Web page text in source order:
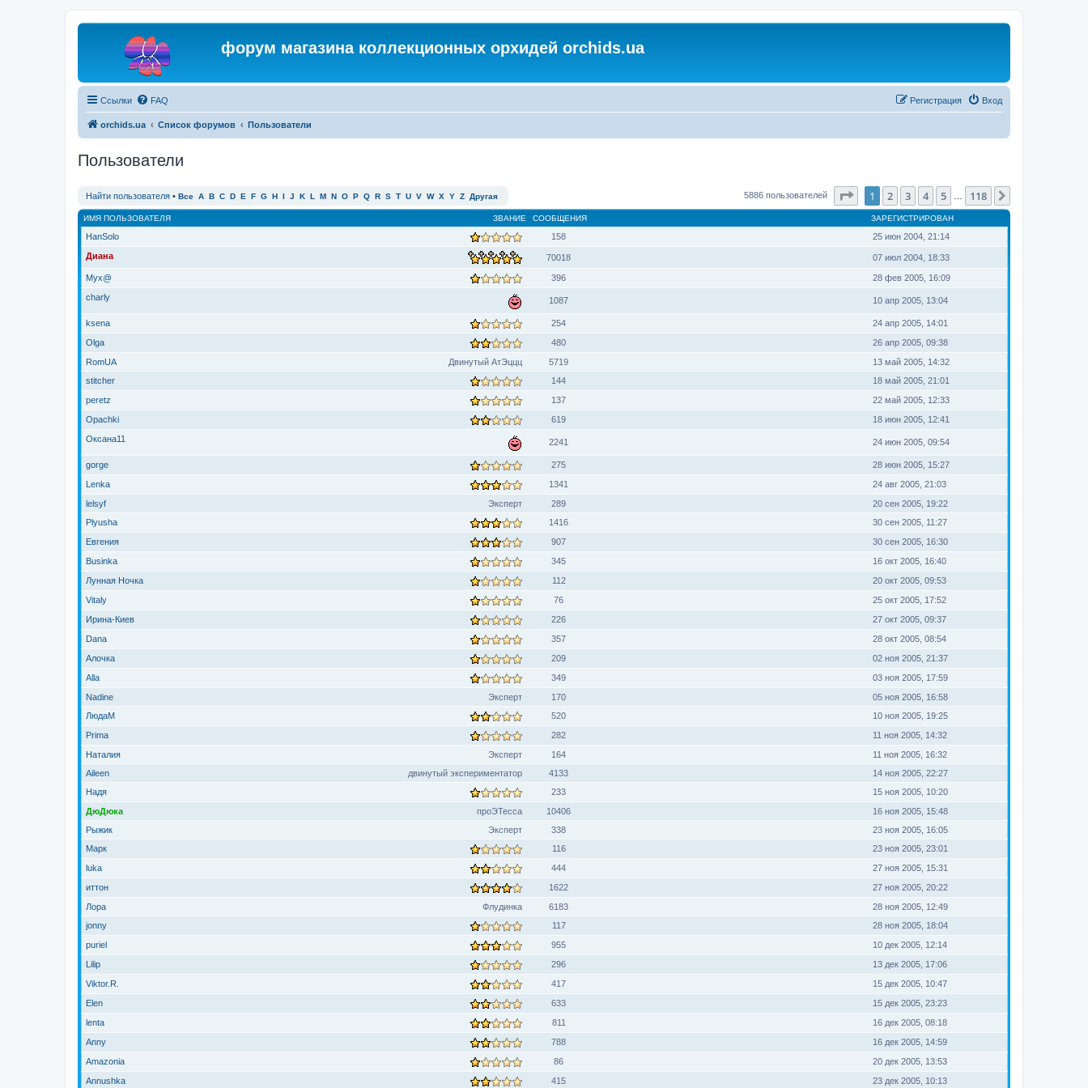
форум магазина коллекционных орхидей orchids.ua
Ссылки FAQ Вход
Регистрация
orchids.ua Список форумов Пользователи
Пользователи
Найти пользователя • Все A B C D E F G H I J K L M N O P Q R S T U V W X Y Z Другая 5886 пользователей Страница1 из 118
1 2 3 4 5 118
ЗВАНИЕ
ИМЯ ПОЛЬЗОВАТЕЛЯ СООБЩЕНИЯ ЗАРЕГИСТРИРОВАН
HanSolo 158
25 июн 2004, 21:14
Диана
70018 07 июл 2004, 18:33
Myx@ 396
28 фев 2005, 16:09
charly
1087 10 апр 2005, 13:04
ksena 254
24 апр 2005, 14:01
Olga
480
26 апр 2005, 09:38
Двинутый АтЭццц
RomUA 5719
13 май 2005, 14:32
stitcher
144
18 май 2005, 21:01
peretz
137
22 май 2005, 12:33
Opachki
619
18 июн 2005, 12:41
Оксана11
2241 24 июн 2005, 09:54
gorge 275
28 июн 2005, 15:27
Lenka
1341
24 авг 2005, 21:03
Эксперт
lelsyf 289
20 сен 2005, 19:22
Plyusha
1416
30 сен 2005, 11:27
Евгения
907
30 сен 2005, 16:30
Businka
345
16 окт 2005, 16:40
Лунная Ночка
112
20 окт 2005, 09:53
Vitaly
76
25 окт 2005, 17:52
Ирина-Киев
226
27 окт 2005, 09:37
Dana
357
28 окт 2005, 08:54
Алочка
209
02 ноя 2005, 21:37
Alla
349
03 ноя 2005, 17:59
Эксперт
Nadine 170
05 ноя 2005, 16:58
ЛюдаМ
520
10 ноя 2005, 19:25
Prima
282
11 ноя 2005, 14:32
Эксперт
Наталия 164
11 ноя 2005, 16:32
двинутый экспериментатор
Aileen 4133
14 ноя 2005, 22:27
Надя
233
15 ноя 2005, 10:20
проЭТесса
ДюДюка 10406
16 ноя 2005, 15:48
Эксперт
Рыжик 338
23 ноя 2005, 16:05
Марк
116
23 ноя 2005, 23:01
luka
444
27 ноя 2005, 15:31
иттон
1622
27 ноя 2005, 20:22
Флудинка
Лора 6183
28 ноя 2005, 12:49
jonny
117
28 ноя 2005, 18:04
puriel
955
10 дек 2005, 12:14
Lilip
296
13 дек 2005, 17:06
Viktor.R.
417
15 дек 2005, 10:47
Elen
633
15 дек 2005, 23:23
lenta
811
16 дек 2005, 08:18
Anny
788
16 дек 2005, 14:59
Amazonia
86
20 дек 2005, 13:53
Annushka
415 23 дек 2005, 10:13